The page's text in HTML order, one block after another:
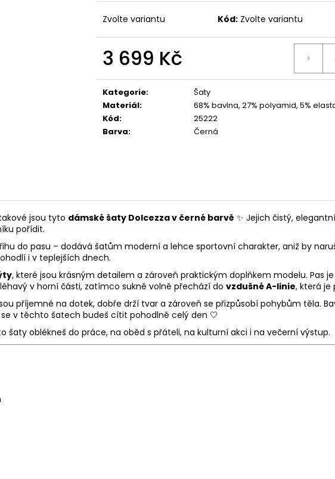
Zvolte variantu Kód: Zvolte variantu
3 699 Kč
cena:
Kategorie:
Šaty
Materiál:
68% bavlna, 27% polyamid, 5%
Kód:
25222
Barva: Černá
jsou tyto dámské šaty Dolcezza v černé barvě ✨ Jejich čistý,
pořídit.
do pasu – dodává šatům moderní a lehce sportovní charakter, aniž by
i v teplejších dnech.
, které jsou krásným detailem a zároveň praktickým doplňkem modelu. Pas
v horní části, zatímco sukně volně přechází do vzdušné A-linie, která je
příjemné na dotek, dobře drží tvar a zároveň se přizpůsobí pohybům těla.
v těchto šatech budeš cítit pohodlně celý den 🤍
oblékneš do práce, na oběd s přáteli, na kulturní akci i na večerní výstup.
KABELKA NA TMAVĚ HNĚDÁ PODLOUHLÁ KABELKA NA
RAMENO SE ZLATÝM DETAILEM